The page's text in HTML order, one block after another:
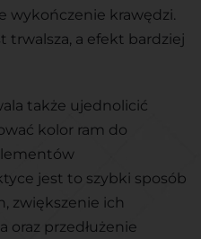
wykończenie krawędzi.
trwalsza, a efekt bardziej
także ujednolicić
kolor ram do
jest to szybki sposób
zwiększenie ich
oraz przedłużenie